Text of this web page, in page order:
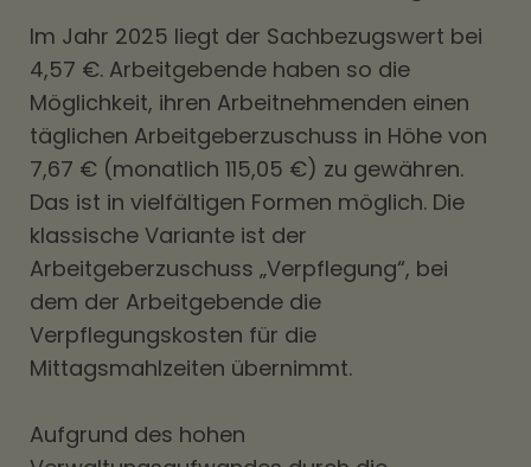
Im Jahr 2025 liegt der Sachbezugswert bei
4,57 €. Arbeitgebende haben so die
Möglichkeit, ihren Arbeitnehmenden einen
täglichen Arbeitgeberzuschuss in Höhe von
7,67 € (monatlich 115,05 €) zu gewähren.
Das ist in vielfältigen Formen möglich. Die
klassische Variante ist der
Arbeitgeberzuschuss „Verpflegung“, bei
dem der Arbeitgebende die
Verpflegungskosten für die
Mittagsmahlzeiten übernimmt.
Aufgrund des hohen